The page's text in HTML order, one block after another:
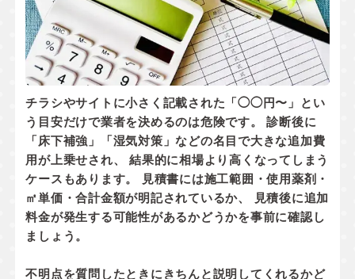
チラシやサイトに小さく記載された「◯◯円〜」とい
う目安だけで業者を決めるのは危険です。 診断後に
「床下補強」「湿気対策」などの名目で大きな追加費
用が上乗せされ、 結果的に相場より高くなってしまう
ケースもあります。 見積書には施工範囲・使用薬剤・
㎡単価・合計金額が明記されているか、
見積後に追加
料金が発生する可能性があるかどうかを事前に確認し
ましょう。
不明点を質問したときにきちんと説明してくれるかど